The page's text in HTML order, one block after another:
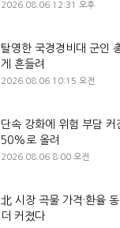
2026.08.06 12:31 오후
탈영한 국경경비대 군인
게 흔들려
2026.08.06 10:15 오전
단속 강화에 위험 부담
50%로 올려
2026.08.06 8:00 오전
北 시장 곡물 가격·환율
더 커졌다